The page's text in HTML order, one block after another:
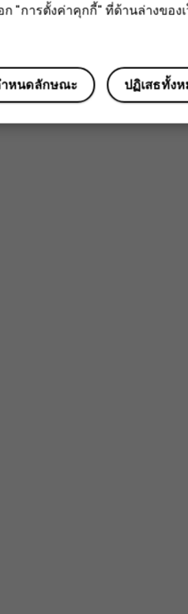
"การตั้งค่าคุกกี้" ที่ด้านล่างของเ
ปฏิเสธทั้ง
ำหนดลักษณะ